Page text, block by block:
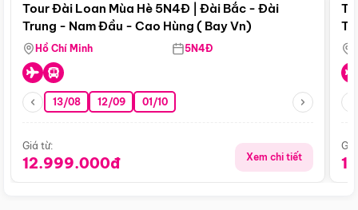
Tour Đài Loan Mùa Hè 5N4Đ | Đài Bắc - Đài
Trung - Nam Đầu - Cao Hùng ( Bay Vn)
Hồ Chí Minh 5N4Đ
13/08 12/09 01/10
Giá từ:
12.999.000đ Xem chi tiết